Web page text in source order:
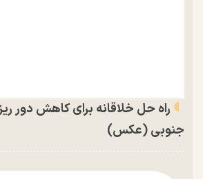
راه حل خلاقانه برای کاهش دور
جنوبی (عکس)